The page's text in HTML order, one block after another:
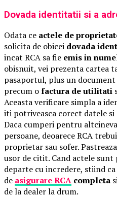
Dovada identitatii si a
Odata ce actele de
solicita de obicei dovada
incat RCA sa fie emis in
obisnuit, vei prezenta cartea
pasaportul, plus un
precum ofactura de utilitati
Aceasta verificare simpla a
iti potriveasca corect datele
Daca cumperi pentru
persoane, deoarece RCA
proprietar sau sofer.
usor de citit. Cand actele
departe cu incredere, stiind
de asigurare RCA completa
de la dealer la drum.